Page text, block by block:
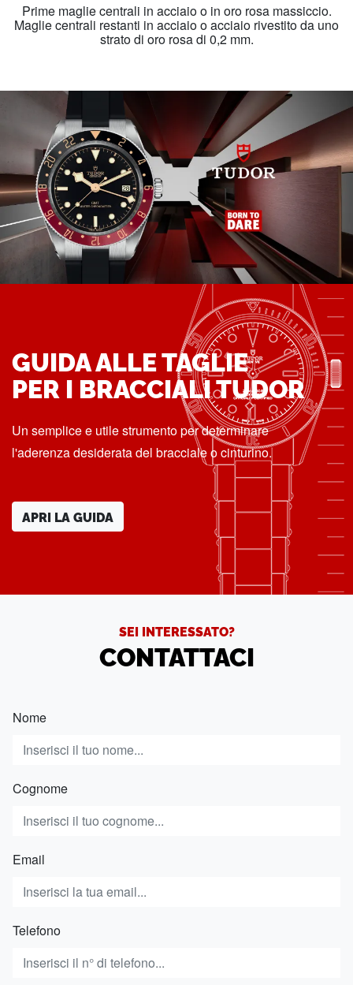
Prime maglie centrali in acciaio o in oro rosa massiccio.
Maglie centrali restanti in acciaio o acciaio rivestito da uno
strato di oro rosa di 0,2 mm.
GUIDA ALLE TAGLIE
PER I BRACCIALI TUDOR
Un semplice e utile strumento per determinare
l'aderenza desiderata del bracciale o cinturino.
APRI LA GUIDA
SEI INTERESSATO?
CONTATTACI
Nome
Cognome
Email
Telefono